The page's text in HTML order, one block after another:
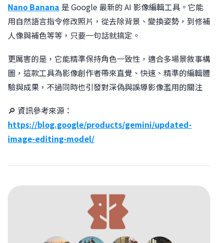
Nano Banana 是 Google 最新的 AI 影像編輯工具。它能
用自然語言指令修改照片，從去除背景、變換姿勢，到修補
人像與補色等等，只要一句話就搞定。
更厲害的是，它能精準保持角色一致性，適合多場景敘事構
圖，這款工具為影像創作者帶來直覺、快速、精準的編輯體
驗與成果，不過同時也引發對深偽與誤導影像濫用的關注
🔎 資訊參考來源：
https://blog.google/products/gemini/updated-
image-editing-model/